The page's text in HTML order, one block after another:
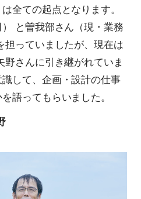
全ての起点となります。
と曽我部さん（現・業務
担っていましたが、現在は
さんに引き継がれていま
して、企画・設計の仕事
語ってもらいました。